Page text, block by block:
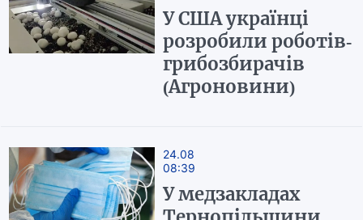
У США українці
розробили роботів-
грибозбирачів
(Агроновини)
24.08
08:39
У медзакладах